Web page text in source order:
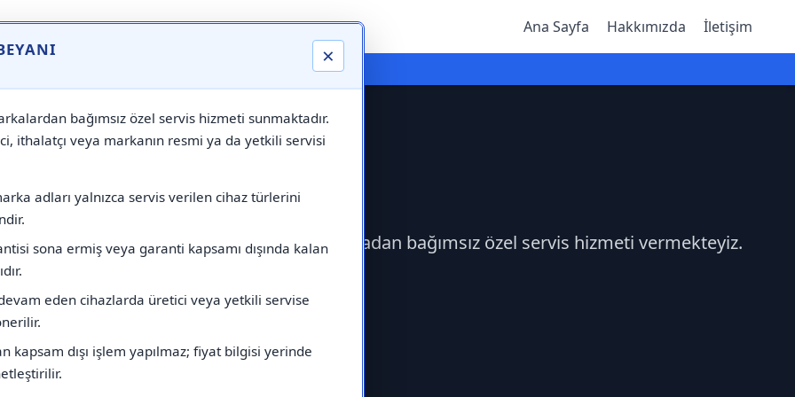
×
bağımsız özel servis hizmeti sunmaktadır.
ithalatçı veya markanın resmi ya da yetkili servisi
adları yalnızca servis verilen cihaz türlerini
sona ermiş veya garanti kapsamı dışında kalan
eden cihazlarda üretici veya yetkili servise
kapsam dışı işlem yapılmaz; fiyat bilgisi yerinde
Ana Sayfa Hakkımızda İletişim
⚠️ Markadan Bağımsız "Özel Servis" Hizmeti
Servisi
Gaggenau Servisi çağırabilirsiniz.Markadan bağımsız özel servis hizmeti vermekteyiz.